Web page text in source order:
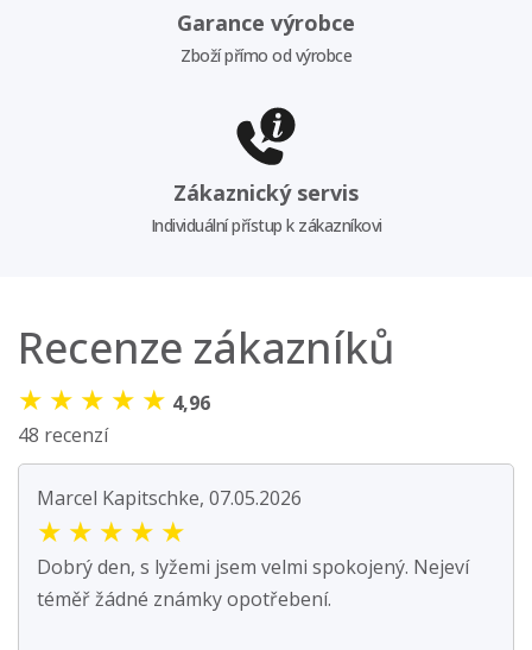
Garance výrobce
Zboží přímo od výrobce
Zákaznický servis
Individuální přístup k zákazníkovi
Recenze zákazníků
★ ★ ★ ★ ★ 4,96
48 recenzí
Marcel Kapitschke, 07.05.2026
★ ★ ★ ★ ★
Dobrý den, s lyžemi jsem velmi spokojený. Nejeví
téměř žádné známky opotřebení.